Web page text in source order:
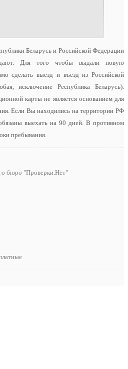
Беларусь и Российской Федерации
Для того чтобы выдали новую
сделать выезд и въезд из Российской
исключение Республика Беларусь).
карты не является основанием для
Если Вы находились на территории РФ
выехать на 90 дней. В противном
пребывания.
бюро "Проверки.Нет"